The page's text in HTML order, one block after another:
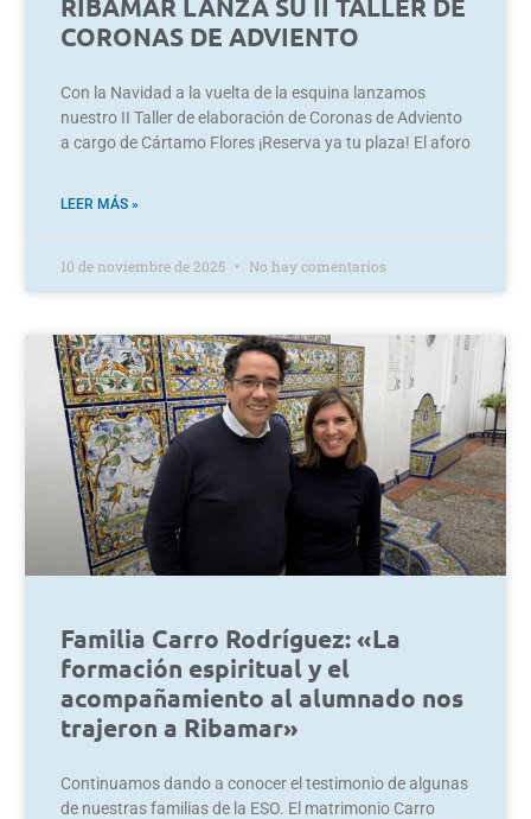
RIBAMAR LANZA SU II TALLER DE
CORONAS DE ADVIENTO
Con la Navidad a la vuelta de la esquina lanzamos
nuestro II Taller de elaboración de Coronas de Adviento
a cargo de Cártamo Flores ¡Reserva ya tu plaza! El aforo
LEER MÁS »
10 de noviembre de 2025 No hay comentarios
Familia Carro Rodríguez: «La
formación espiritual y el
acompañamiento al alumnado nos
trajeron a Ribamar»
Continuamos dando a conocer el testimonio de algunas
de nuestras familias de la ESO. El matrimonio Carro